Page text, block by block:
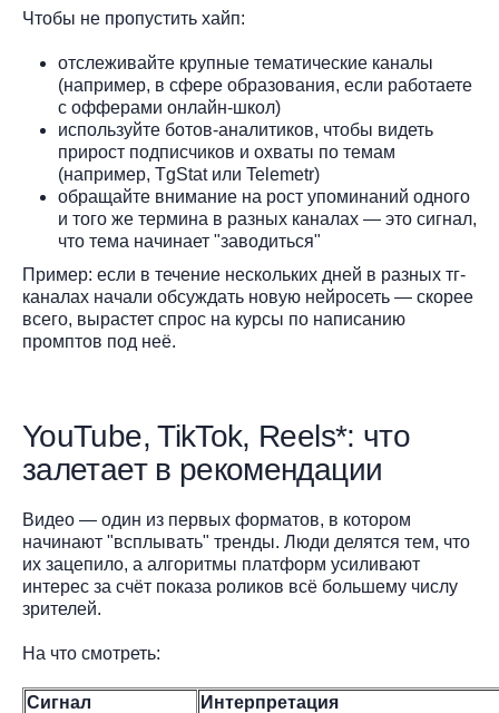
Чтобы не пропустить хайп:
отслеживайте крупные тематические каналы
(например, в сфере образования, если работаете
с офферами онлайн-школ)
используйте ботов-аналитиков, чтобы видеть
прирост подписчиков и охваты по темам
(например, TgStat или Telemetr)
обращайте внимание на рост упоминаний одного
и того же термина в разных каналах — это сигнал,
что тема начинает "заводиться"
Пример: если в течение нескольких дней в разных тг-
каналах начали обсуждать новую нейросеть — скорее
всего, вырастет спрос на курсы по написанию
промптов под неё.
YouTube, TikTok, Reels*: что
залетает в рекомендации
Видео — один из первых форматов, в котором
начинают "всплывать" тренды. Люди делятся тем, что
их зацепило, а алгоритмы платформ усиливают
интерес за счёт показа роликов всё большему числу
зрителей.
На что смотреть:
Сигнал
Интерпретация